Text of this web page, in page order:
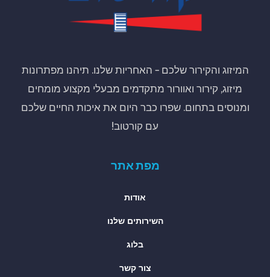
המיזוג והקירור שלכם – האחריות שלנו. תיהנו מפתרונות
מיזוג, קירור ואוורור מתקדמים מבעלי מקצוע מומחים
ומנוסים בתחום. שפרו כבר היום את איכות החיים שלכם
עם קורטוב!
מפת אתר
אודות
השירותים שלנו
בלוג
צור קשר